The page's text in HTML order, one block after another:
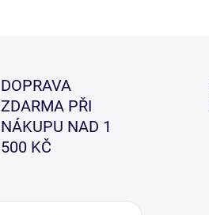
DOPRAVA
ZDARMA PŘI
NÁKUPU NAD 1
500 KČ